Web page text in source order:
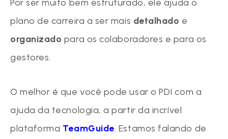
Por ser muito bem estruturado, ele ajuda o
plano de carreira a ser mais detalhado e
organizado para os colaboradores e para os
gestores.
O melhor é que você pode usar o PDI com a
ajuda da tecnologia, a partir da incrível
plataforma TeamGuide. Estamos falando de